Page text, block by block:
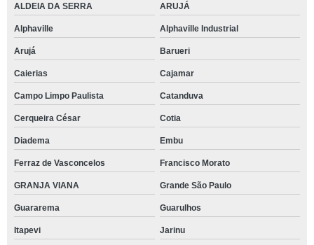
ALDEIA DA SERRA ARUJÁ
Alphaville Alphaville Industrial
Arujá Barueri
Caierias Cajamar
Campo Limpo Paulista Catanduva
Cerqueira César Cotia
Diadema Embu
Ferraz de Vasconcelos Francisco Morato
GRANJA VIANA Grande São Paulo
Guararema Guarulhos
Itapevi Jarinu